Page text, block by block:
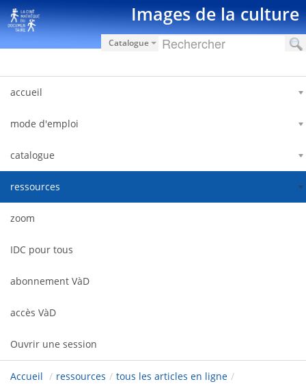
Saut au contenu Images de la culture
Catalogue
accueil
mode d'emploi
catalogue
ressources
zoom
IDC pour tous
abonnement VàD
accès VàD
Ouvrir une session
Accueil / ressources / tous les articles en ligne /